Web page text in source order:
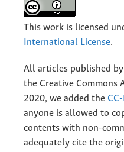
This work is licensed
International License.
All articles published by
the Creative Commons
2020, we added the
anyone is allowed to
contents with non-
adequately cite the